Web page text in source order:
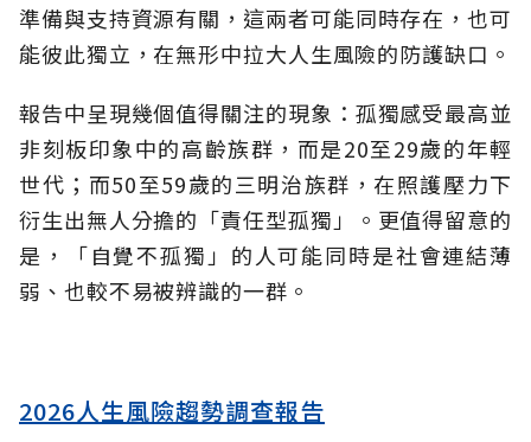
準備與支持資源有關，這兩者可能同時存在，也可
能彼此獨立，在無形中拉大人生風險的防護缺口。
報告中呈現幾個值得關注的現象：孤獨感受最高並
非刻板印象中的高齡族群，而是20至29歲的年輕
世代；而50至59歲的三明治族群，在照護壓力下
衍生出無人分擔的「責任型孤獨」。更值得留意的
是，「自覺不孤獨」的人可能同時是社會連結薄
弱、也較不易被辨識的一群。
2026人生風險趨勢調查報告